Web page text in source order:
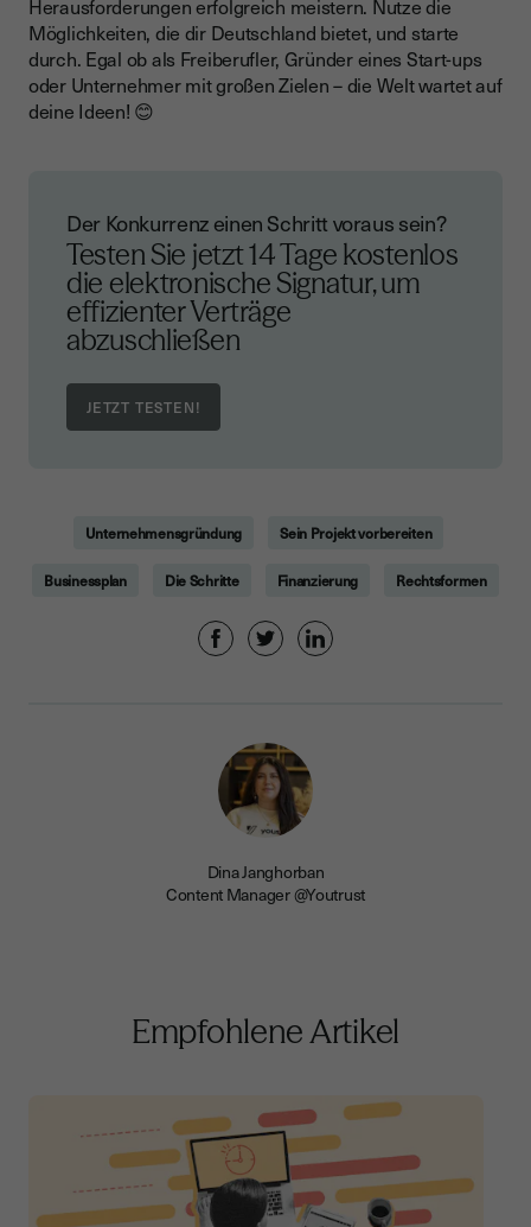
Herausforderungen erfolgreich meistern. Nutze die
Möglichkeiten, die dir Deutschland bietet, und starte
durch. Egal ob als Freiberufler, Gründer eines Start-ups
oder Unternehmer mit großen Zielen – die Welt wartet auf
deine Ideen! 😊
Der Konkurrenz einen Schritt voraus sein?
Testen Sie jetzt 14 Tage kostenlos
die elektronische Signatur, um
effizienter Verträge
abzuschließen
Unternehmensgründung Sein Projekt vorbereiten
Businessplan Die Schritte Finanzierung Rechtsformen
Dina Janghorban
Content Manager @Youtrust
Empfohlene Artikel